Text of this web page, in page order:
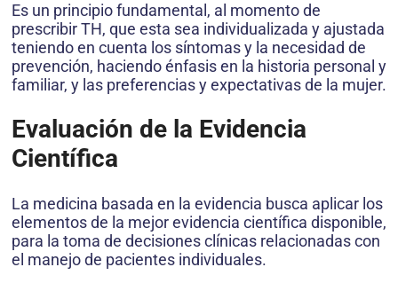
Es un principio fundamental, al momento de
prescribir TH, que esta sea individualizada y ajustada
teniendo en cuenta los síntomas y la necesidad de
prevención, haciendo énfasis en la historia personal y
familiar, y las preferencias y expectativas de la mujer.
Evaluación de la Evidencia
Científica
La medicina basada en la evidencia busca aplicar los
elementos de la mejor evidencia científica disponible,
para la toma de decisiones clínicas relacionadas con
el manejo de pacientes individuales.